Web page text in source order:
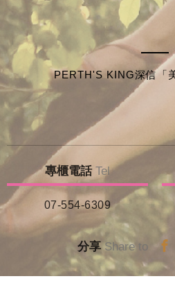
PERTH'S KING深信「
專櫃電話 Tel
07-554-6309
分享 Share to